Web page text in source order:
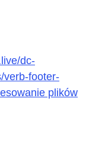
dc-
verb-footer-
plików